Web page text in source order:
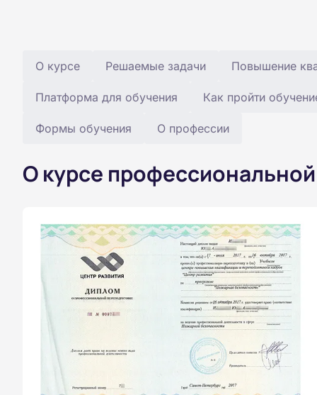
О курсе Решаемые задачи Повышение
Платформа для обучения Как пройти
Формы обучения О профессии
О курсе